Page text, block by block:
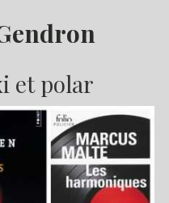
et polar